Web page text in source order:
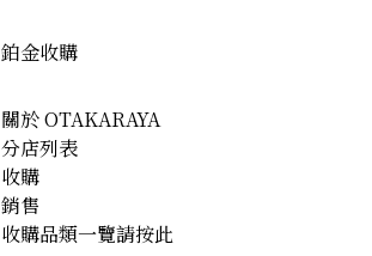
鉑金收購
關於 OTAKARAYA
分店列表
收購
銷售
收購品類一覽請按此